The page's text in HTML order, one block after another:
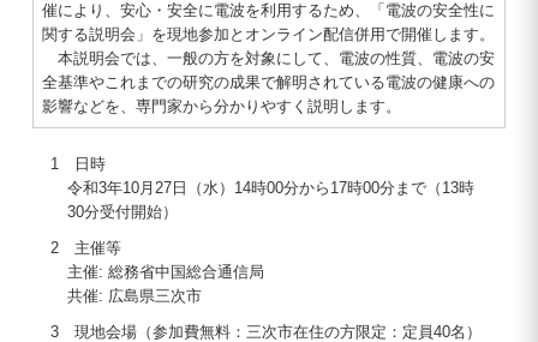
催により、安心・安全に電波を利用するため、「電波の安全性に
関する説明会」を現地参加とオンライン配信併用で開催します。
本説明会では、一般の方を対象にして、電波の性質、電波の安
全基準やこれまでの研究の成果で解明されている電波の健康への
影響などを、専門家から分かりやすく説明します。
1 日時
令和3年10月27日（水）14時00分から17時00分まで（13時
30分受付開始）
2 主催等
主催: 総務省中国総合通信局
共催: 広島県三次市
3 現地会場（参加費無料：三次市在住の方限定：定員40名）